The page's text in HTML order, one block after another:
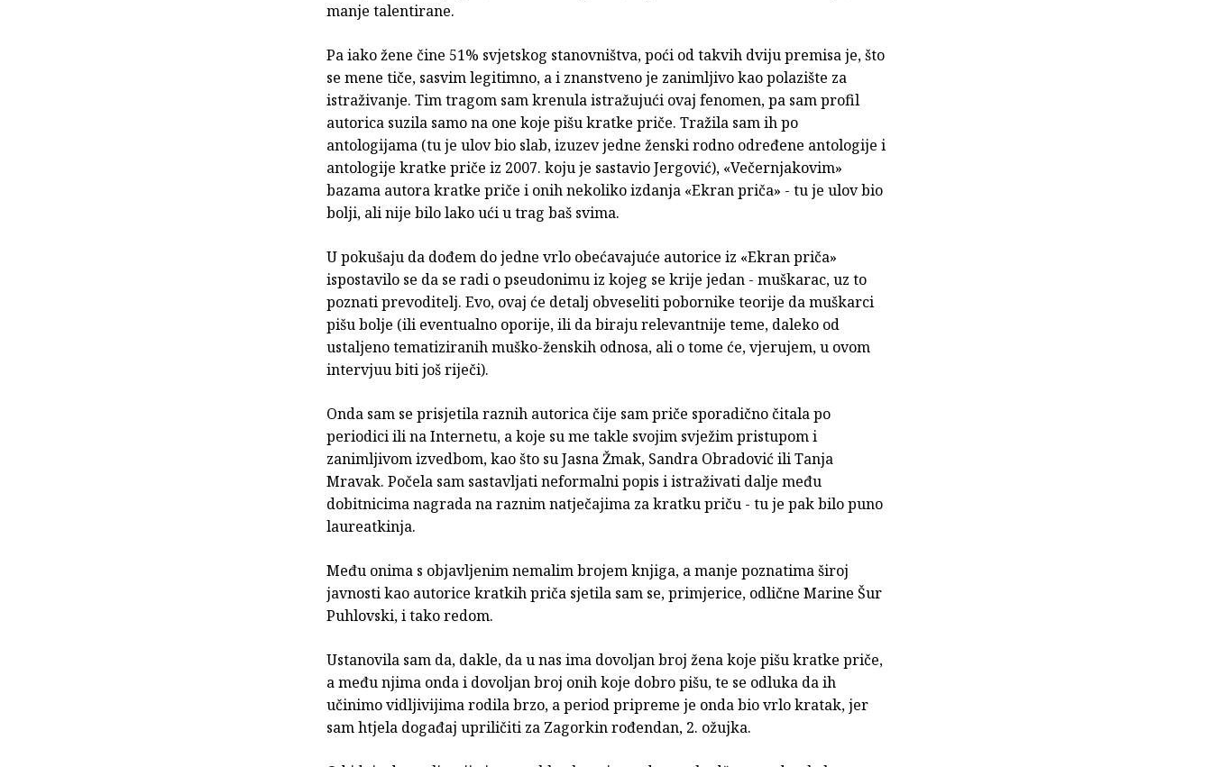
manje talentirane.
Pa iako žene čine 51% svjetskog stanovništva, poći od takvih dviju premisa je, što
se mene tiče, sasvim legitimno, a i znanstveno je zanimljivo kao polazište za
istraživanje. Tim tragom sam krenula istražujući ovaj fenomen, pa sam profil
autorica suzila samo na one koje pišu kratke priče. Tražila sam ih po
antologijama (tu je ulov bio slab, izuzev jedne ženski rodno određene antologije i
antologije kratke priče iz 2007. koju je sastavio Jergović), «Večernjakovim»
bazama autora kratke priče i onih nekoliko izdanja «Ekran priča» - tu je ulov bio
bolji, ali nije bilo lako ući u trag baš svima.
U pokušaju da dođem do jedne vrlo obećavajuće autorice iz «Ekran priča»
ispostavilo se da se radi o pseudonimu iz kojeg se krije jedan - muškarac, uz to
poznati prevoditelj. Evo, ovaj će detalj obveseliti pobornike teorije da muškarci
pišu bolje (ili eventualno oporije, ili da biraju relevantnije teme, daleko od
ustaljeno tematiziranih muško-ženskih odnosa, ali o tome će, vjerujem, u ovom
intervjuu biti još riječi).
Onda sam se prisjetila raznih autorica čije sam priče sporadično čitala po
periodici ili na Internetu, a koje su me takle svojim svježim pristupom i
zanimljivom izvedbom, kao što su Jasna Žmak, Sandra Obradović ili Tanja
Mravak. Počela sam sastavljati neformalni popis i istraživati dalje među
dobitnicima nagrada na raznim natječajima za kratku priču - tu je pak bilo puno
laureatkinja.
Među onima s objavljenim nemalim brojem knjiga, a manje poznatima široj
javnosti kao autorice kratkih priča sjetila sam se, primjerice, odlične Marine Šur
Puhlovski, i tako redom.
Ustanovila sam da, dakle, da u nas ima dovoljan broj žena koje pišu kratke priče,
a među njima onda i dovoljan broj onih koje dobro pišu, te se odluka da ih
učinimo vidljivijima rodila brzo, a period pripreme je onda bio vrlo kratak, jer
sam htjela događaj upriličiti za Zagorkin rođendan, 2. ožujka.